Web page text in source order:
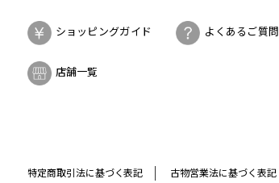
ショッピングガイド よくあるご質問
店舗一覧
特定商取引法に基づく表記 古物営業法に基づく表記